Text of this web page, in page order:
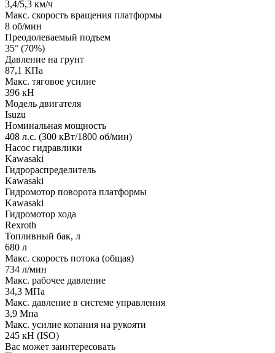
3,4/5,3 км/ч
Макс. скорость вращения платформы
8 об/мин
Преодолеваемый подъем
35° (70%)
Давление на грунт
87,1 КПа
Макс. тяговое усилие
396 кН
Модель двигателя
Isuzu
Номинальная мощность
408 л.с. (300 кВт/1800 об/мин)
Насос гидравлики
Kawasaki
Гидрораспределитель
Kawasaki
Гидромотор поворота платформы
Kawasaki
Гидромотор хода
Rexroth
Топливный бак, л
680 л
Макс. скорость потока (общая)
734 л/мин
Макс. рабочее давление
34,3 МПа
Макс. давление в системе управления
3,9 Мпа
Макс. усилие копания на рукояти
245 кН (ISO)
Вас может заинтересовать